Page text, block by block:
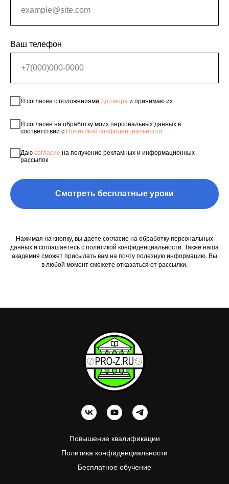
Ваш телефон
Я согласен с положениями Договора и принимаю их
Я согласен на обработку моих персональных данных в
соответствии с Политикой конфиденциальности
Даю согласие на получение рекламных и информационных
рассылок
Смотреть бесплатные уроки
Нажимая на кнопку, вы даете согласие на обработку персональных
данных и соглашаетесь c политикой конфиденциальности. Также наша
академия сможет присылать вам на почту полезную информацию. Вы
в любой момент сможете отказаться от рассылки.
Повышение квалификации
Политика конфиденциальности
Бесплатное обучение